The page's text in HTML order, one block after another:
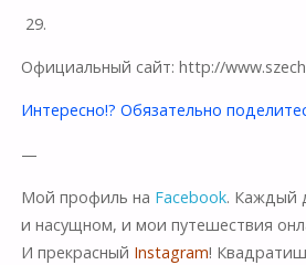
29.
Официальный сайт: http://
Интересно!? Обязательно
—
Мой профиль на Facebook. Каждый
и насущном, и мои путешествия
И прекрасный Instagram!